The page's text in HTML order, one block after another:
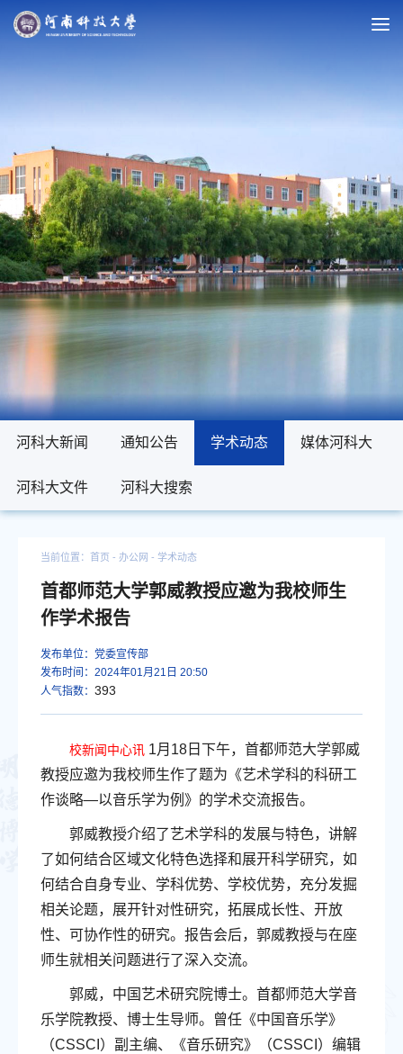
河科大新闻 通知公告 学术动态 媒体河科大
河科大文件 河科大搜索
河科大新闻 通知公告 学术动态 媒体河科大
河科大文件 河科大搜索
当前位置： 首页 - 办公网 - 学术动态
首都师范大学郭威教授应邀为我校师生
作学术报告
发布单位：党委宣传部
发布时间：2024年01月21日 20:50
人气指数： 393
校新闻中心讯 1月18日下午，首都师范大学郭威
教授应邀为我校师生作了题为《艺术学科的科研工
作谈略—以音乐学为例》的学术交流报告。
郭威教授介绍了艺术学科的发展与特色，讲解
了如何结合区域文化特色选择和展开科学研究，如
何结合自身专业、学科优势、学校优势，充分发掘
相关论题，展开针对性研究，拓展成长性、开放
性、可协作性的研究。报告会后，郭威教授与在座
师生就相关问题进行了深入交流。
郭威，中国艺术研究院博士。首都师范大学音
乐学院教授、博士生导师。曾任《中国音乐学》
（CSSCI）副主编、《音乐研究》（CSSCI）编辑